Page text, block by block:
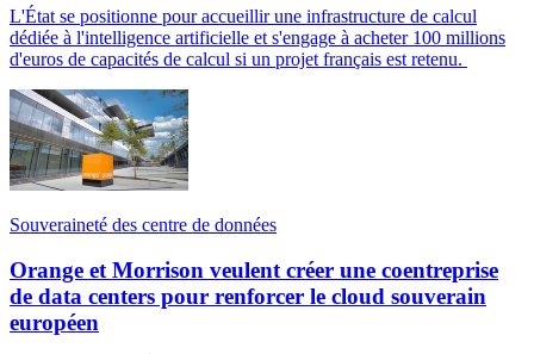
L'État se positionne pour accueillir une infrastructure de calcul
dédiée à l'intelligence artificielle et s'engage à acheter 100 millions
d'euros de capacités de calcul si un projet français est retenu.
Souveraineté des centre de données
Orange et Morrison veulent créer une coentreprise
de data centers pour renforcer le cloud souverain
européen